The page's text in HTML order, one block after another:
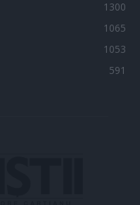
1300
1065
1053
591